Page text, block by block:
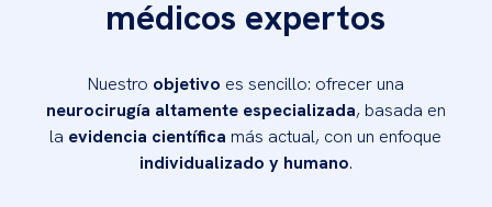
médicos expertos
Nuestro objetivo es sencillo: ofrecer una
neurocirugía altamente especializada, basada en
la evidencia científica más actual, con un enfoque
individualizado y humano.